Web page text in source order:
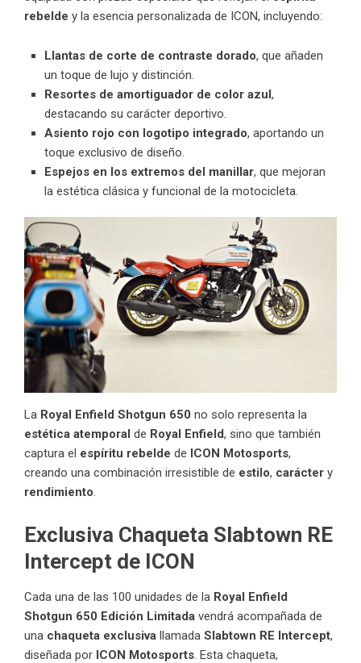
rebelde y la esencia personalizada de ICON, incluyendo:
Llantas de corte de contraste dorado, que añaden
un toque de lujo y distinción.
Resortes de amortiguador de color azul,
destacando su carácter deportivo.
Asiento rojo con logotipo integrado, aportando un
toque exclusivo de diseño.
Espejos en los extremos del manillar, que mejoran
la estética clásica y funcional de la motocicleta.
La Royal Enfield Shotgun 650 no solo representa la
estética atemporal de Royal Enfield, sino que también
captura el espíritu rebelde de ICON Motosports,
creando una combinación irresistible de estilo, carácter y
rendimiento.
Exclusiva Chaqueta Slabtown RE
Intercept de ICON
Cada una de las 100 unidades de la Royal Enfield
Shotgun 650 Edición Limitada vendrá acompañada de
una chaqueta exclusiva llamada Slabtown RE Intercept,
diseñada por ICON Motosports. Esta chaqueta,